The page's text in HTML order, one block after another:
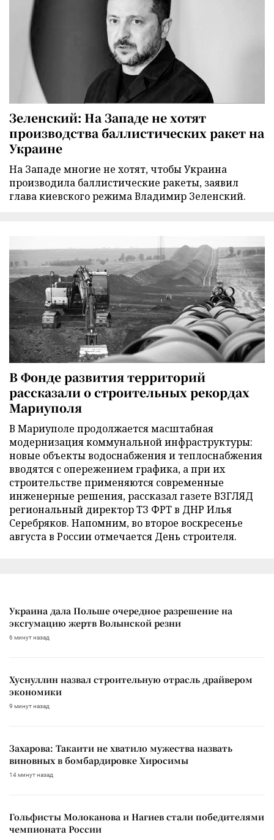
Зеленский: На Западе не хотят
производства баллистических ракет на
Украине
На Западе многие не хотят, чтобы Украина
производила баллистические ракеты, заявил
глава киевского режима Владимир Зеленский.
В Фонде развития территорий
рассказали о строительных рекордах
Мариуполя
В Мариуполе продолжается масштабная
модернизация коммунальной инфраструктуры:
новые объекты водоснабжения и теплоснабжения
вводятся с опережением графика, а при их
строительстве применяются современные
инженерные решения, рассказал газете ВЗГЛЯД
региональный директор ТЗ ФРТ в ДНР Илья
Серебряков. Напомним, во второе воскресенье
августа в России отмечается День строителя.
Украина дала Польше очередное разрешение на
эксгумацию жертв Волынской резни
6 минут назад
Хуснуллин назвал строительную отрасль драйвером
экономики
9 минут назад
Захарова: Такаити не хватило мужества назвать
виновных в бомбардировке Хиросимы
14 минут назад
Гольфисты Молоканова и Нагиев стали победителями
чемпионата России